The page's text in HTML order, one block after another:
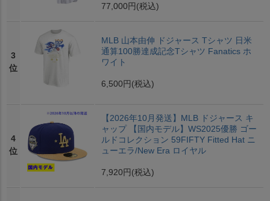
77,000円 (税込)
3
位
MLB 山本由伸 ドジャース Tシャツ 日米
通算100勝達成記念Tシャツ Fanatics ホ
ワイト
6,500円 (税込)
4
位
【2026年10月発送】MLB ドジャース キ
ャップ 【国内モデル】WS2025優勝 ゴー
ルドコレクション 59FIFTY Fitted Hat ニ
ューエラ/New Era ロイヤル
7,920円 (税込)